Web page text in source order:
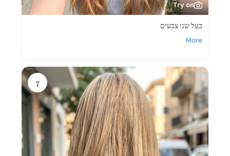
Try on
בעל שני צבעים
More
7